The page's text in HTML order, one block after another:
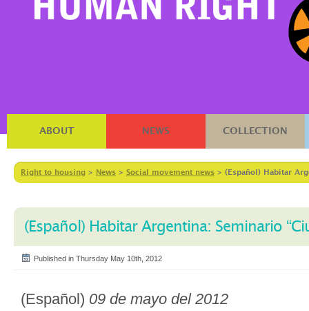
ABOUT NEWS COLLECTION
Right to housing > News > Social movement news > (Español) Habitar
(Español) Habitar Argentina: Seminario
Published in Thursday May 10th, 2012
(Español) 09 de mayo del 2012